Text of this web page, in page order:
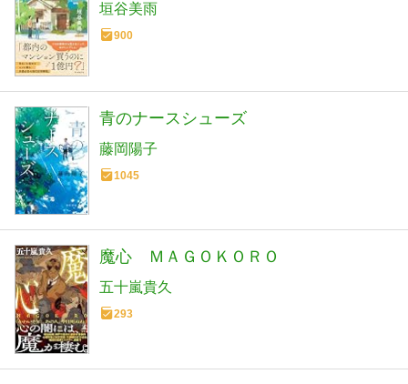
垣谷美雨
900
青のナースシューズ
藤岡陽子
1045
魔心 ＭＡＧＯＫＯＲＯ
五十嵐貴久
293